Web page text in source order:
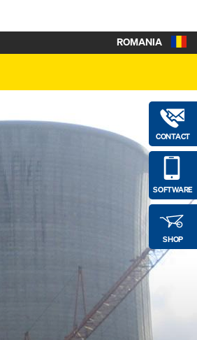
CONTACT
SOFTWARE
SHOP
ROMANIA